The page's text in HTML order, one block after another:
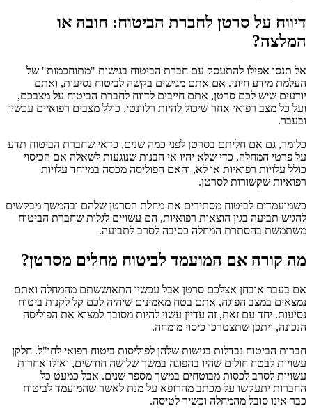
דיווח על סרטן לחברת הביטוח: חובה או
המלצה?
אל תנסו אפילו להתעסק עם חברת הביטוח בגישות "מתוחכמות" של
העלמת מידע חיוני. אם אתם מגישים בקשה לביטוח נסיעות, ואתם
יודעים שיש לכם סרטן, אתם חייבים לדווח לחברת הביטוח על מצבכם,
ועל כל מצב רפואי אחר שיכול להיות רלוונטי, כולל מצבים רפואיים עכשיו
ובעבר.
כלומר, גם אם חליתם בסרטן לפני כמה שנים, כדאי שחברת הביטוח תדע
על פרטי המחלה, כדי שלא יהיו אי הבנות שנוגעות לשאלה אם הכיסוי
כולל עלויות רפואיות או לא, והאם הפוליסה מכסה במיוחד עלויות
רפואיות שקשורות לסרטן.
כשמועמדים לביטוח מסתירים את מחלת הסרטן שלהם ובהמשך מבקשים
להגיש תביעה בגין הוצאות רפואיות, הם עשויים לגלות שחברת הביטוח
משתמשת בהסתרת המחלה כסיבה לסרב לתביעה.
מה קורה אם המועמד לביטוח מחלים מסרטן?
אם בעבר אובחן אצלכם סרטן אבל עכשיו התאוששתם מהמחלה ואתם
נמצאים במצב הפוגה, אתם בטח מאמינים שיהיה לכם קל לקנות ביטוח
נסיעות. יחד עם זאת, זה עדיין עשוי להיות מסובך למצוא את הפוליסה
הנכונה, ויתכן שתצטרכו כיסוי מומחה.
חברות הביטוח נבדלות בגישות שלהן לפוליסות ביטוח רפואי לחו"ל. חלקן
עשויות לבטח חולים שהיו בהפוגה במשך שלושה חודשים, ואילו אחרות
עשויות לסרב לכסות מבוטחים במשך מספר שנים. אבל כמעט כל
החברות יתעקשו על מכתב מהרופא על מנת לאשר שהמועמד לביטוח
כבר אינו סובל מהמחלה וכשיר לטיסה.